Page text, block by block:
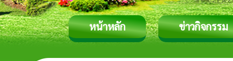
หน้าหลัก ข่าวกิจกรรม